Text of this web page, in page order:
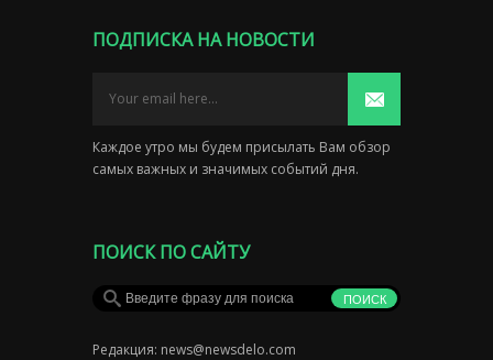
ПОДПИСКА НА НОВОСТИ
Каждое утро мы будем присылать Вам обзор
самых важных и значимых событий дня.
ПОИСК ПО САЙТУ
Редакция: news@newsdelo.com